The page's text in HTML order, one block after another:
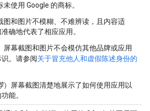
未使用 Google 的商标。
图和图片不模糊、不难辨读，且内容适
确地代表了相应应用。
屏幕截图和图片不会模仿其他品牌或应用
。请参阅关于冒充他人和虚假陈述身份的
）屏幕截图清楚地展示了如何使用应用以
能。